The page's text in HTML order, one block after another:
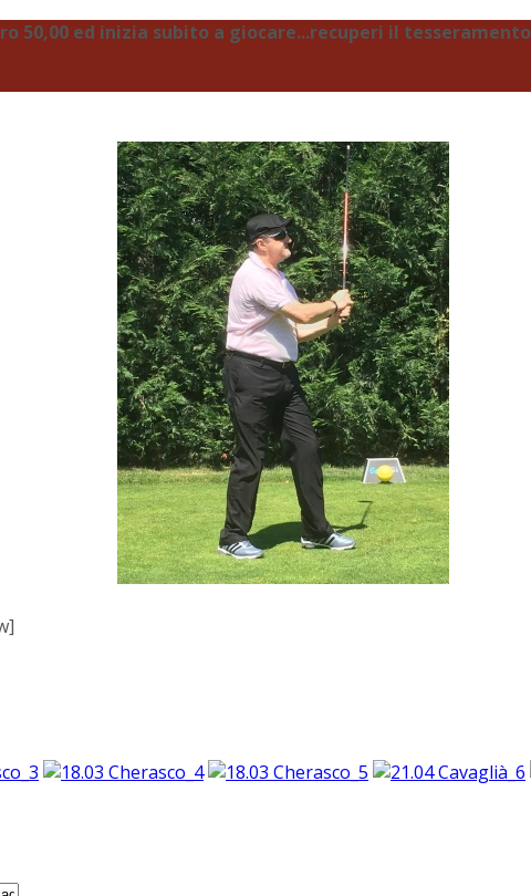
50,00 ed inizia subito a giocare...recuperi il